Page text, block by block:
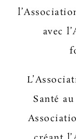
avec
Santé